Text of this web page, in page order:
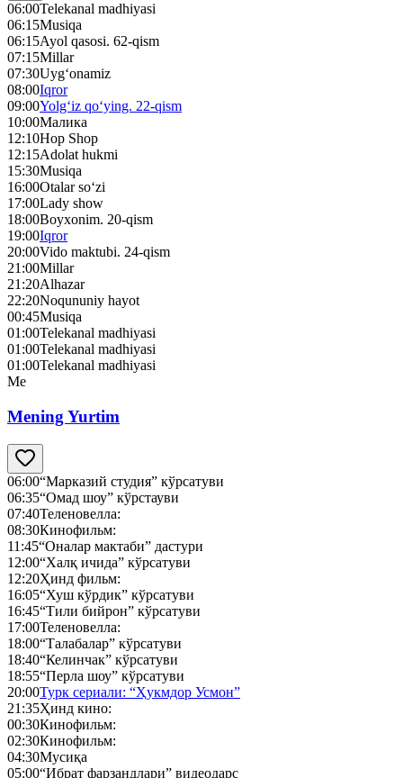
06:00Telekanal madhiyasi
06:15Musiqa
06:15Ayol qasosi. 62-qism
07:15Millar
07:30Uyg‘onamiz
08:00Iqror
09:00Yolg‘iz qo‘ying. 22-qism
10:00Малика
12:10Hop Shop
12:15Adolat hukmi
15:30Musiqa
16:00Otalar so‘zi
17:00Lady show
18:00Boyxonim. 20-qism
19:00Iqror
20:00Vido maktubi. 24-qism
21:00Millar
21:20Alhazar
22:20Noqununiy hayot
00:45Musiqa
01:00Telekanal madhiyasi
01:00Telekanal madhiyasi
01:00Telekanal madhiyasi
Me
Mening Yurtim
06:00“Марказий студия” кўрсатуви
06:35“Омад шоу” кўрстауви
07:40Теленовелла:
08:30Кинофильм:
11:45“Оналар мактаби” дастури
12:00“Халқ ичида” кўрсатуви
12:20Ҳинд фильм:
16:05“Хуш кўрдик” кўрсатуви
16:45“Тили бийрон” кўрсатуви
17:00Теленовелла:
18:00“Талабалар” кўрсатуви
18:40“Келинчак” кўрсатуви
18:55“Перла шоу” кўрсатуви
20:00Турк сериали: “Ҳукмдор Усмон”
21:35Ҳинд кино:
00:30Кинофильм:
02:30Кинофильм:
04:30Мусиқа
05:00“Ибрат фарзандлари” видеодарс